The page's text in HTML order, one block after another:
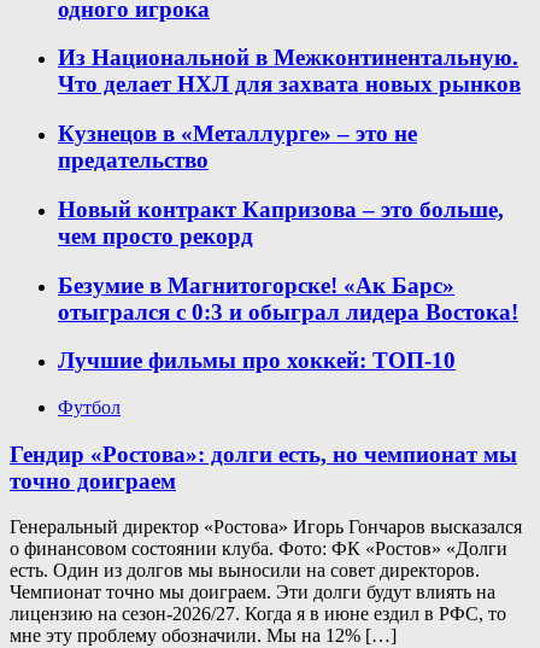
одного игрока
Из Национальной в Межконтинентальную.
Что делает НХЛ для захвата новых рынков
Кузнецов в «Металлурге» – это не
предательство
Новый контракт Капризова – это больше,
чем просто рекорд
Безумие в Магнитогорске! «Ак Барс»
отыгрался с 0:3 и обыграл лидера Востока!
Лучшие фильмы про хоккей: ТОП-10
Футбол
Гендир «Ростова»: долги есть, но чемпионат мы
точно доиграем
Генеральный директор «Ростова» Игорь Гончаров высказался
о финансовом состоянии клуба. Фото: ФК «Ростов» «Долги
есть. Один из долгов мы выносили на совет директоров.
Чемпионат точно мы доиграем. Эти долги будут влиять на
лицензию на сезон-2026/27. Когда я в июне ездил в РФС, то
мне эту проблему обозначили. Мы на 12% […]